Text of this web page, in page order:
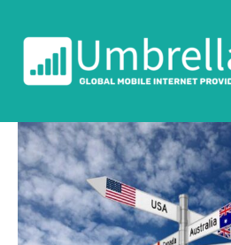
contenido
Martinica
20
GB
-
30
Días
cantidad